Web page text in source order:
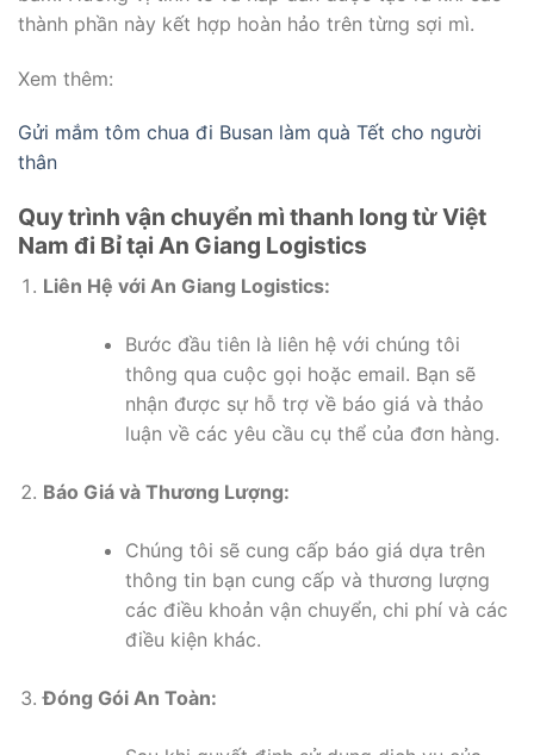
thành phần này kết hợp hoàn hảo trên từng sợi mì.
Xem thêm:
Gửi mắm tôm chua đi Busan làm quà Tết cho người
thân
Quy trình vận chuyển mì thanh long từ Việt
Nam đi Bỉ tại An Giang Logistics
Liên Hệ với An Giang Logistics:
Bước đầu tiên là liên hệ với chúng tôi
thông qua cuộc gọi hoặc email. Bạn sẽ
nhận được sự hỗ trợ về báo giá và thảo
luận về các yêu cầu cụ thể của đơn hàng.
Báo Giá và Thương Lượng:
Chúng tôi sẽ cung cấp báo giá dựa trên
thông tin bạn cung cấp và thương lượng
các điều khoản vận chuyển, chi phí và các
điều kiện khác.
Đóng Gói An Toàn: